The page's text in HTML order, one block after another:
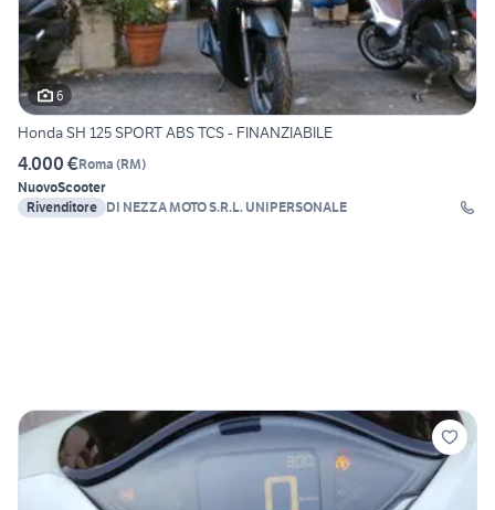
6
Honda SH 125 SPORT ABS TCS - FINANZIABILE
4.000 €Roma (RM)
NuovoScooter
Rivenditore DI NEZZA MOTO S.R.L. UNIPERSONALE